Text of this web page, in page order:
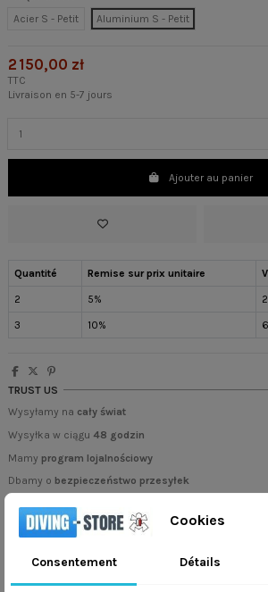
Acier S - Petit
Aluminium S - Petit
2 150,00 zł
TTC
Livraison en 5-7 jours
Ajouter au panier
Quantité Remise sur prix unitaire
2 5%
3 10%
TRUST US
Wysyłamy na cały świat
Wysyłka w ciągu 48 godzin
Mamy program lojalnościowy
Dbamy o bezpieczeństwo przesyłek
Cookies
Consentement Détails